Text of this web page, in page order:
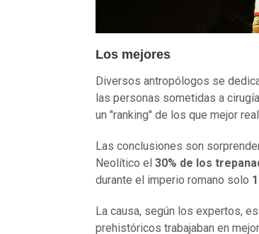
Los mejores
Diversos antropólogos se
las personas sometidas a
un "ranking" de los que mejor
Las conclusiones son
Neolítico el 30% de los
durante el imperio romano solo
La causa, según los expertos,
prehistóricos trabajaban en